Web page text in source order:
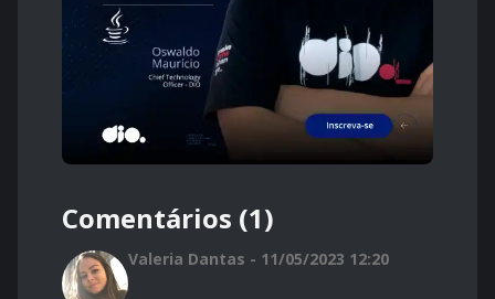
Comentários (1)
Valeria Dantas - 11/05/2023 12:20